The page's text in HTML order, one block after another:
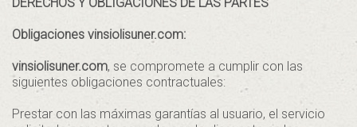
Obligaciones vinsiolisuner.com:
vinsiolisuner.com, se compromete a cumplir con las
siguientes obligaciones contractuales:
Prestar con las máximas garantías al usuario, el servicio